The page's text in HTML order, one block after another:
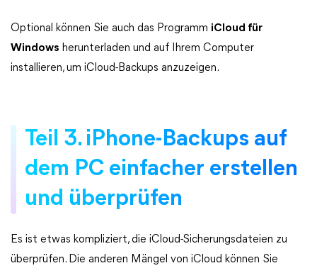
Optional können Sie auch das Programm iCloud für
Windows herunterladen und auf Ihrem Computer
installieren, um iCloud-Backups anzuzeigen.
Teil 3. iPhone-Backups auf
dem PC einfacher erstellen
und überprüfen
Es ist etwas kompliziert, die iCloud-Sicherungsdateien zu
überprüfen. Die anderen Mängel von iCloud können Sie